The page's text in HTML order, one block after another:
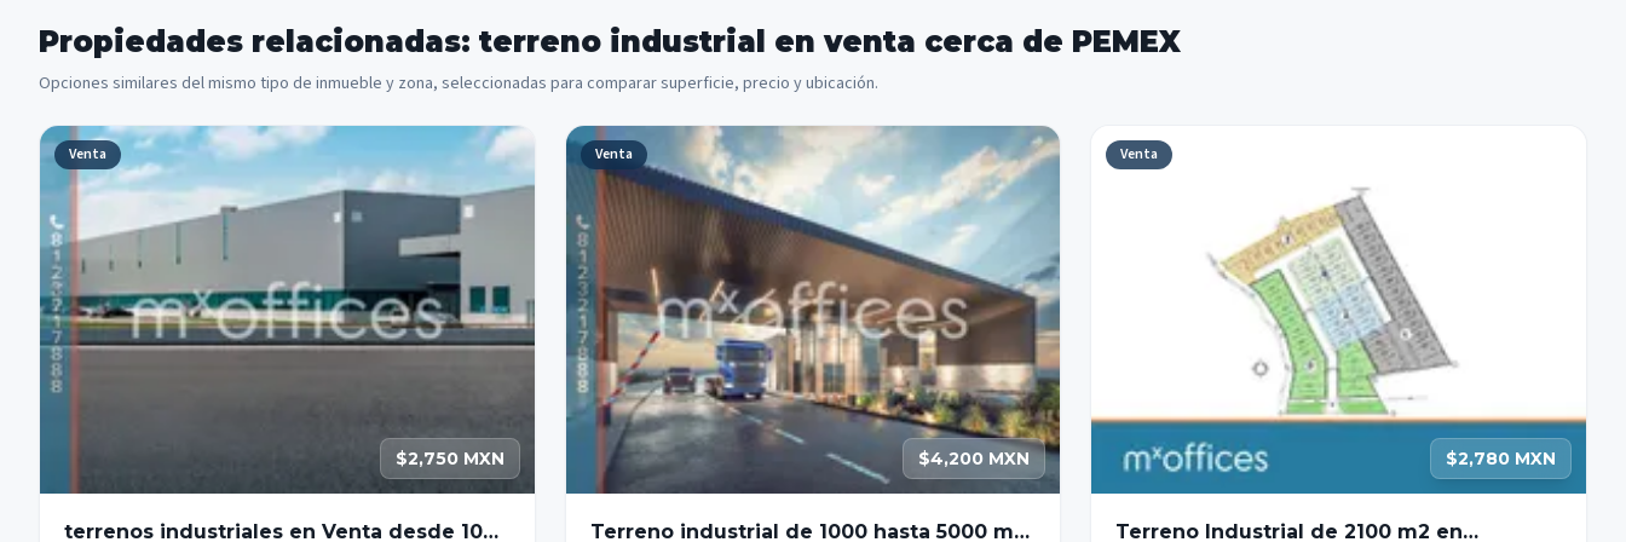
Propiedades relacionadas: terreno industrial en venta cerca de PEMEX
Opciones similares del mismo tipo de inmueble y zona, seleccionadas para comparar superficie, precio y ubicación.
Venta
$2,750 MXN
terrenos industriales en Venta desde 1000
Venta
$4,200 MXN
Terreno industrial de 1000 hasta 5000 m2
Venta
$2,780 MXN
Terreno Industrial de 2100 m2 en